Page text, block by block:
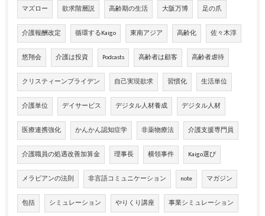
マズロー 欲求階層説 高齢期の生活 大阪万博 足の爪
介護報酬改定 循環するKaigo 東南アジア 高齢化 佐々木淳
悠翔会 介護は投資 Podcasts 高齢者は顧客 高齢者虐待
クリスティーンブライデン 自己実現欲求 習慣化 生活単位
介護単位 デイサービス デジタル人材養成 デジタル人材
医療連携強化 かんかん認知症学 非薬物療法 介護支援専門員
介護職員の処遇改善加算金 理事長 横領事件 Kaigo選び
メラビアンの法則 非言語コミュニケーション note マガジン
包括 シミュレーション やりくり講座 事業シミュレーション